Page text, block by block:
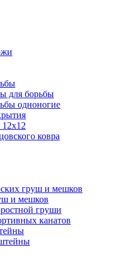
для борьбы
одноногие
ковра
груш и мешков
и мешков
груши
канатов